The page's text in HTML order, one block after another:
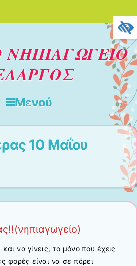
ΝΗΠΙΑΓΩΓΕΙΟ
Μενού
10 Μαΐου
να γίνεις, το μόνο που έχεις
φορές είναι να σε πάρει